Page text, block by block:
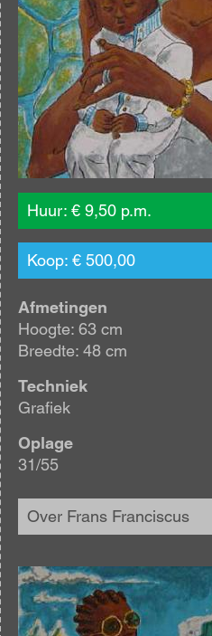
Huur: € 9,50 p.m.
Koop: € 500,00
Afmetingen
Hoogte: 63 cm
Breedte: 48 cm
Techniek
Grafiek
Oplage
31/55
Over Frans Franciscus
Afbeelding